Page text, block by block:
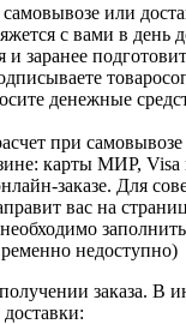
или
с вами в день
и заранее
денежные
при
карты МИР, Visa
заказе. Для
вас на
необходимо
недоступно)
заказа. В